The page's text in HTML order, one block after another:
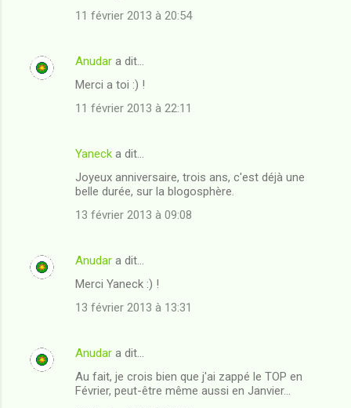
11 février 2013 à 20:54
Anudar a dit…
Merci a toi :) !
11 février 2013 à 22:11
Yaneck a dit…
Joyeux anniversaire, trois ans, c'est déjà une
belle durée, sur la blogosphère.
13 février 2013 à 09:08
Anudar a dit…
Merci Yaneck :) !
13 février 2013 à 13:31
Anudar a dit…
Au fait, je crois bien que j'ai zappé le TOP en
Février, peut-être même aussi en Janvier...